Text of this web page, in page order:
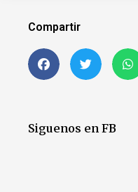
Compartir
Siguenos en FB